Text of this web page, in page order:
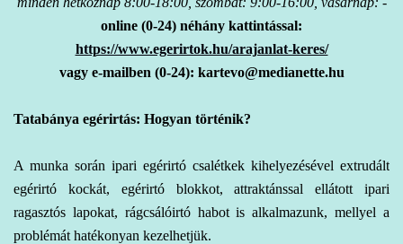
online (0-24) néhány kattintással:
https://www.egerirtok.hu/arajanlat-keres/
vagy e-mailben (0-24): kartevo@medianette.hu
Tatabánya egérirtás: Hogyan történik?
A munka során ipari egérirtó csalétkek kihelyezésével extrudált
egérirtó kockát, egérirtó blokkot, attraktánssal ellátott ipari
ragasztós lapokat, rágcsálóirtó habot is alkalmazunk, mellyel a
problémát hatékonyan kezelhetjük.